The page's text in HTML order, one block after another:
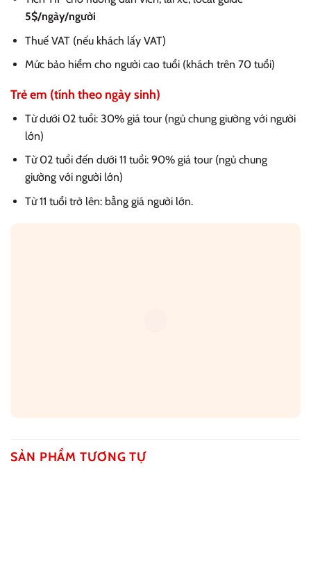
5$/ngày/người
Thuế VAT (nếu khách lấy VAT)
Mức bảo hiểm cho người cao tuổi (khách trên 70 tuổi)
Trẻ em (tính theo ngày sinh)
Từ dưới 02 tuổi: 30% giá tour (ngủ chung giường với người
lớn)
Từ 02 tuổi đến dưới 11 tuổi: 90% giá tour (ngủ chung
giường với người lớn)
Từ 11 tuổi trở lên: bằng giá người lớn.
SẢN PHẨM TƯƠNG TỰ